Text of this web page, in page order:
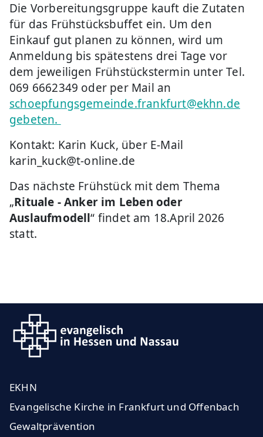
Die Vorbereitungsgruppe kauft die Zutaten
für das Frühstücksbuffet ein. Um den
Einkauf gut planen zu können, wird um
Anmeldung bis spätestens drei Tage vor
dem jeweiligen Frühstückstermin unter Tel.
069 6662349 oder per Mail an
schoepfungsgemeinde.frankfurt@ekhn.de
gebeten.
Kontakt: Karin Kuck, über E-Mail
karin_kuck@t-online.de
Das nächste Frühstück mit dem Thema
„Rituale - Anker im Leben oder
Auslaufmodell“ findet am 18.April 2026
statt.
EKHN
Evangelische Kirche in Frankfurt und Offenbach
Gewaltprävention